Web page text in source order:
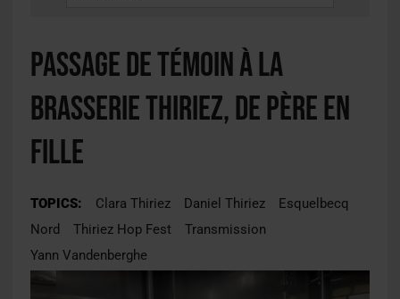
Passage de témoin à la
Brasserie Thiriez, de père en
fille
TOPICS: Clara Thiriez Daniel Thiriez
Esquelbecq
Nord
Thiriez Hop Fest
Transmission
Yann Vandenberghe